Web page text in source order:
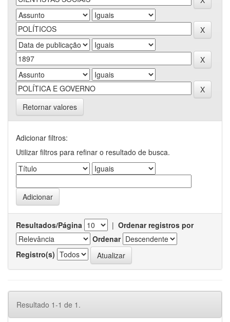
Retornar valores
Adicionar filtros:
Utilizar filtros para refinar o resultado de busca.
Resultados/Página | Ordenar registros por
Ordenar
Registro(s)
Resultado 1-1 de 1.